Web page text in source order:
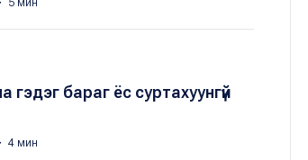
5 мин
бараг ёс суртахуунгүй
4 мин